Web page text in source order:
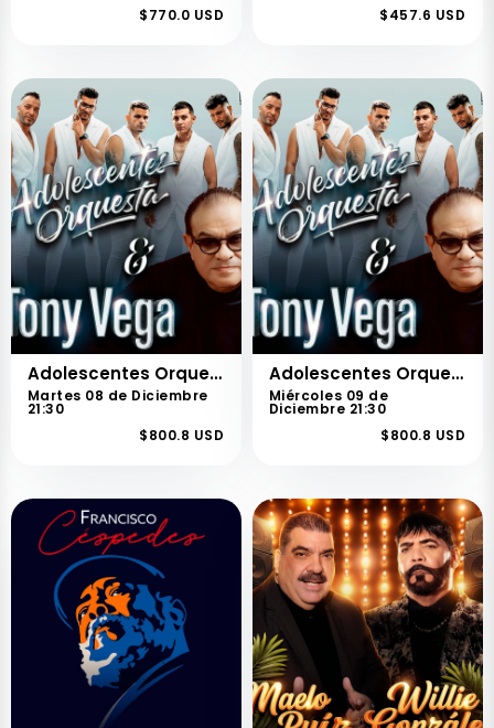
$770.0 USD
$457.6 USD
Adolescentes Orquesta y Tony Vega
Martes 08 de Diciembre
21:30
$800.8 USD
Adolescentes Orquesta y Tony Vega
Miércoles 09 de
Diciembre 21:30
$800.8 USD